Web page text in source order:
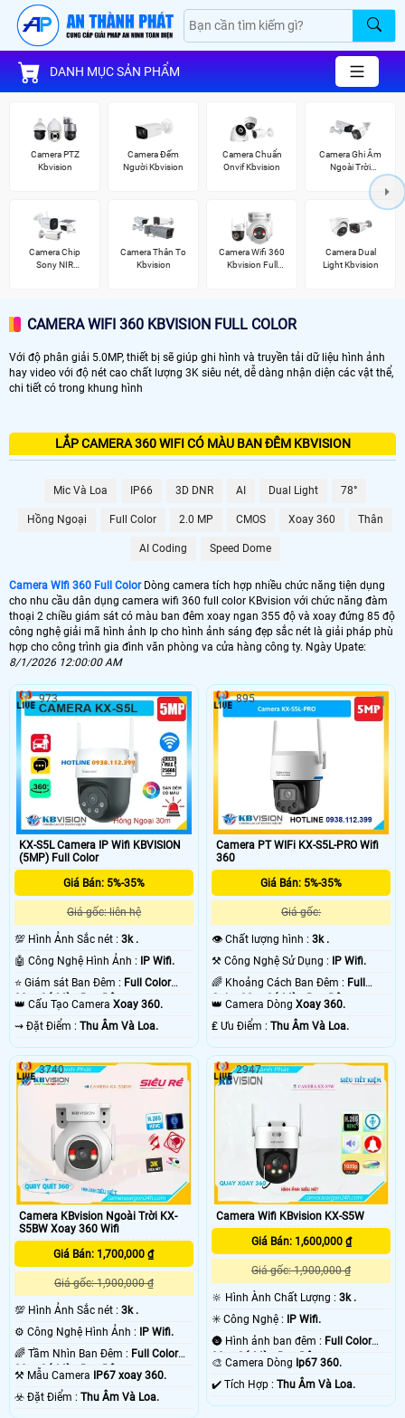
DANH MỤC SẢN PHẨM
Camera PTZ
Kbvision
Camera Đếm
Người Kbvision
Camera Chuẩn
Onvif Kbvision
Camera Ghi Âm
Ngoài Trời
Camera Chip
Sony NIR
Camera Thân To
Kbvision
Camera Wifi 360
Kbvision Full
Camera Dual
Light Kbvision
CAMERA WIFI 360 KBVISION FULL COLOR
Với độ phân giải 5.0MP, thiết bị sẽ giúp ghi hình và truyền tải dữ liệu hình ảnh
hay video với độ nét cao chất lượng 3K siêu nét, dễ dàng nhận diện các vật thể,
chi tiết có trong khung hình
LẮP CAMERA 360 WIFI CÓ MÀU BAN ĐÊM KBVISION
Mic Và Loa IP66 3D DNR AI Dual Light 78°
Hồng Ngoại Full Color 2.0 MP CMOS Xoay 360 Thân
AI Coding Speed Dome
Camera WIfi 360 Full ColorDòng camera tích hợp nhiều chức năng tiện dụng
cho nhu cầu dân dụng camera wifi 360 full color KBvision với chức năng đàm
thoại 2 chiều giám sát có màu ban đêm xoay ngan 355 độ và xoay đứng 85 độ
công nghệ giải mã hình ảnh Ip cho hình ảnh sáng đẹp sắc nét là giải pháp phù
hợp cho công trình gia đình văn phòng va cửa hàng công ty. Ngày Upate:
8/1/2026 12:00:00 AM
KX-S5L Camera IP Wifi KBVISION
(5MP) Full Color
Giá Bán: 5%-35%
Giá gốc: liên hệ
💯 Hình Ảnh Sắc nét : 3k .
🤖️ Công Nghệ Hình Ảnh :
IP Wifi.
⭐ Giám sát Ban Đêm : Full Color
30m Có Màu Ban Ðêm.
👑 Cấu Tạo Camera Xoay 360.
️⇝ Đặt Điểm : Thu Âm Và Loa.
973
Camera PT WIFi KX-S5L-PRO Wifi
360
Giá Bán: 5%-35%
Giá gốc:
👁 Chất lượng hình :3k .
⚒ Công Nghệ Sử Dụng :
IP Wifi.
🌈 Khoảng Cách Ban Đêm : Full
Color 30m Có Màu Ban Ðêm.
👑 Camera DòngXoay 360.
️₤ Ưu Điểm :Thu Âm Và Loa.
895
Camera KBvision Ngoài Trời KX-
S5BW Xoay 360 Wifi
Giá Bán: 1,700,000 ₫
Giá gốc: 1,900,000 ₫
💯 Hình Ảnh Sắc nét : 3k .
⚙ Công Nghệ Hình Ảnh : IP Wifi.
🌈 Tầm Nhìn Ban Đêm : Full Color
30m Có Màu Ban Ðêm.
⚒ Mẫu Camera IP67 xoay 360.
️☣️ Đặt Điểm : Thu Âm Và Loa.
3740
Camera Wifi KBvision KX-S5W
Giá Bán: 1,600,000 ₫
Giá gốc: 1,900,000 ₫
🔆 Hình Ành Chất Lượng :3k .
✳️ Công Nghệ : IP Wifi.
🌚 Hình ảnh ban đêm : Full Color
30m Có Màu Ban Ðêm.
🎨 Camera Dòng Ip67 360.
️✔️ Tích Hợp :Thu Âm Và Loa.
2947